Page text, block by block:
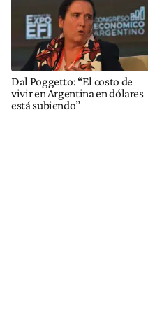
Dal Poggetto: “El costo de
vivir en Argentina en dólares
está subiendo”